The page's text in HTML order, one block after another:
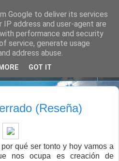
(Reseña)
qué ser tonto y hoy vamos a
nos ocupa es creación de
Google to deliver its services
IP address and user-agent are
performance and security
service, generate usage
address abuse.
GOT IT